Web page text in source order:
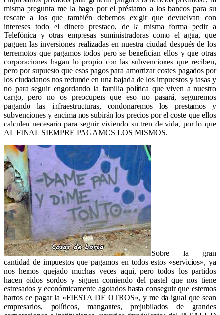
misma pregunta me la hago por el préstamo a los bancos para su
rescate a los que también debemos exigir que devuelvan con
intereses todo el dinero prestado, de la misma forma pedir a
Telefónica y otras empresas suministradoras como el agua, que
paguen las inversiones realizadas en nuestra ciudad después de los
terremotos que pagamos todos pero se benefician ellos y que otras
corporaciones hagan lo propio con las subvenciones que reciben,
pero por supuesto que esos pagos para amortizar costes pagados por
los ciudadanos nos redunde en una bajada de los impuestos y tasas y
no para seguir engordando la familia política que viven a nuestro
cargo, pero no os preocupeis que eso no pasará, seguiremos
pagando las infraestructuras, condonaremos los prestamos y
subvenciones y encima nos subirán los precios por el coste que ellos
calculen necesario para seguir viviendo su tren de vida, por lo que
AL FINAL SIEMPRE PAGAMOS LOS MISMOS.
Sobre la gran
cantidad de impuestos que pagamos en todos estos «servicios», ya
nos hemos quejado muchas veces aqui, pero todos los partidos
hacen oidos sordos y siguen comiendo del pastel que nos tiene
estresados y económicamente agotados hasta conseguir que estemos
hartos de pagar la «FIESTA DE OTROS», y me da igual que sean
empresarios, políticos, mangantes, prejubilados de grandes